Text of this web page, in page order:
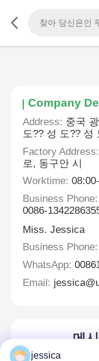
Company
Address: 중국
도?? 성 도?? 성
Factory Address:
로, 동구안 시
Worktime:
Business Phone:
0086-
Miss. Jessica
Business Phone:
WhatsApp:
Email:
메
jessica